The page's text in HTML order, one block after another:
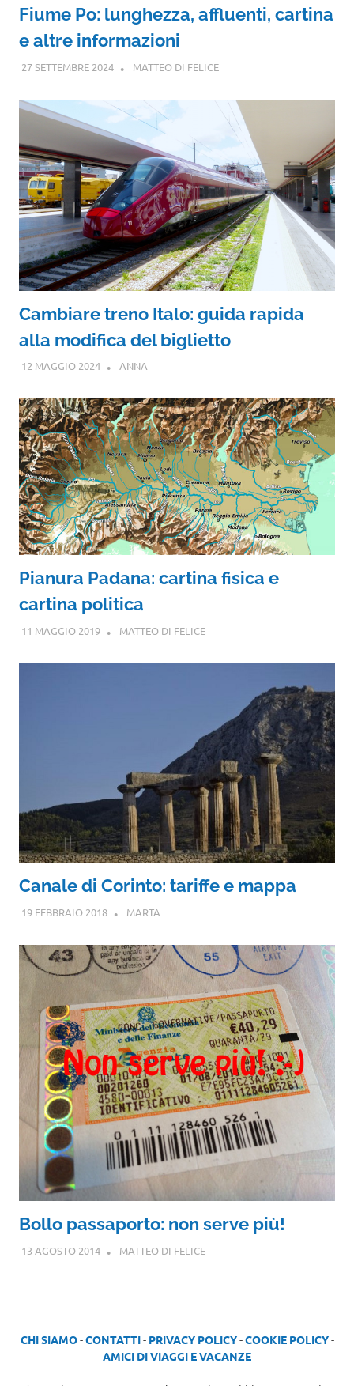
Fiume Po: lunghezza, affluenti, cartina
e altre informazioni
27 SETTEMBRE 2024 MATTEO DI FELICE
Cambiare treno Italo: guida rapida
alla modifica del biglietto
12 MAGGIO 2024 ANNA
Pianura Padana: cartina fisica e
cartina politica
11 MAGGIO 2019 MATTEO DI FELICE
Canale di Corinto: tariffe e mappa
19 FEBBRAIO 2018 MARTA
Bollo passaporto: non serve più!
13 AGOSTO 2014 MATTEO DI FELICE
CHI SIAMO-CONTATTI- PRIVACY POLICY-COOKIE POLICY-
AMICI DI VIAGGI E VACANZE